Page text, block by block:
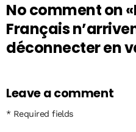
No comment on
Français
déconnecter en
Leave a comment
* Required fields